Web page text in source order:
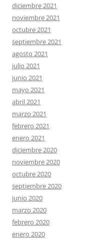
diciembre 2021
noviembre 2021
octubre 2021
septiembre 2021
agosto 2021
julio 2021
junio 2021
mayo 2021
abril 2021
marzo 2021
febrero 2021
enero 2021
diciembre 2020
noviembre 2020
octubre 2020
septiembre 2020
junio 2020
marzo 2020
febrero 2020
enero 2020